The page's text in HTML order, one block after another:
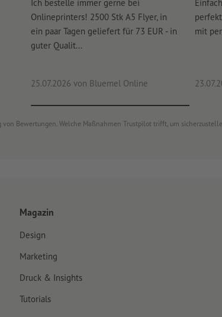
Ich bestelle immer gerne bei
Onlineprinters! 2500 Stk A5 Flyer, in
ein paar Tagen geliefert für 73 EUR - in
guter Qualit...
25.07.2026 von Bluemel Online
mit
Bewertungen. Welche Maßnahmen Trustpilot trifft, um
Magazin
Design
Marketing
Druck & Insights
Tutorials